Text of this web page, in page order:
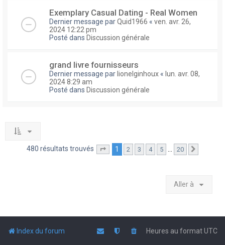
Exemplary Сasual Dating - Real Women
Dernier message parQuid1966 « ven. avr. 26,
2024 12:22 pm
Posté dans Discussion générale
grand livre fournisseurs
Dernier message par lionelginhoux « lun. avr. 08,
2024 8:29 am
Posté dans Discussion générale
480 résultats trouvés Page sur20
1 2 3 4 5 … 20
Aller à
Index du forum Heures au formatUTC